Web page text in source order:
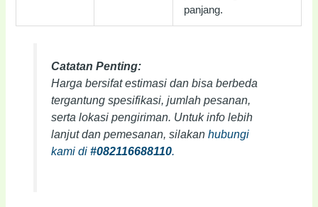
panjang.
Catatan Penting:
Harga bersifat estimasi dan bisa berbeda
tergantung spesifikasi, jumlah pesanan,
serta lokasi pengiriman. Untuk info lebih
lanjut dan pemesanan, silakan hubungi
kami di #082116688110.